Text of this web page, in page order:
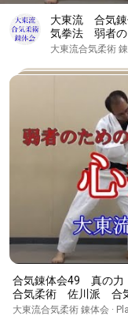
大東流 合気
気拳法 弱者の
柔術 合気道
大東流合気柔術
合気錬体会49 真の
合気柔術 佐川派 合
集中力 佐川派大東
大東流合気柔術 錬体会 ·